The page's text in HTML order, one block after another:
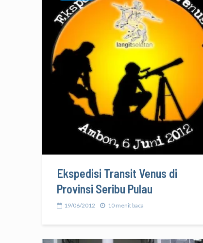
Ekspedisi Transit Venus di
Provinsi Seribu Pulau
19/06/2012 10 menit baca